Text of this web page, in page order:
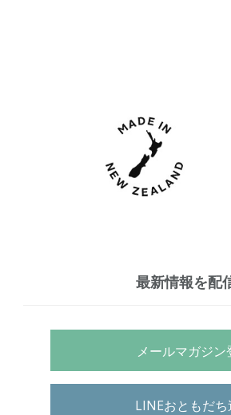
最新情報を配
メールマガジン
LINEおともだち